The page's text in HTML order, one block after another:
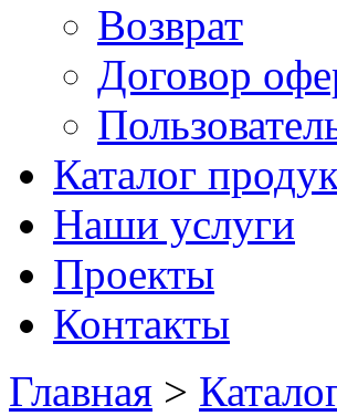
Возврат
Договор
Каталог
Наши услуги
Проекты
Контакты
Главная >